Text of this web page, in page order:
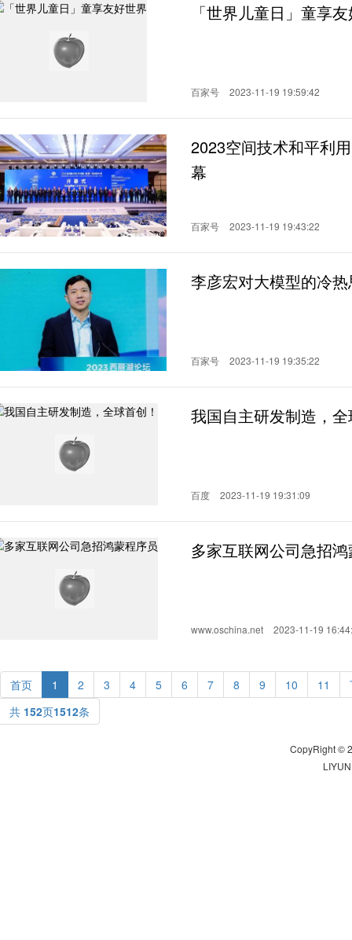
「世界儿童日」童享
百家号 2023-11-19 19:59:42
2023空间技术和平利
幕
百家号 2023-11-19 19:43:22
李彦宏对大模型的冷
百家号 2023-11-19 19:35:22
我国自主研发制造，
百度 2023-11-19 19:31:09
多家互联网公司急招
www.oschina.net 2023-11-19
首页 1 2 3 4 5 6 7 8 9 10 11
共 152页1512条
CopyRight ©